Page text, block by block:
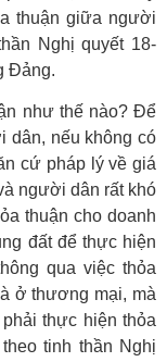
thuận giữa người
Nghị quyết 18-
Đảng.
như thế nào? Để
dân, nếu không có
cứ pháp lý về giá
người dân rất khó
thuận cho doanh
đất để thực hiện
qua việc thỏa
ở thương mại, mà
thực hiện thỏa
tinh thần Nghị